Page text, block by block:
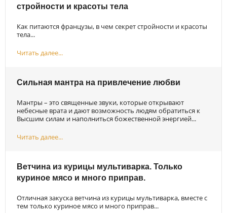
стройности и красоты тела
Как питаются французы, в чем секрет стройности и красоты
тела...
Читать далее...
Сильная мантра на привлечение любви
Мантры – это священные звуки, которые открывают
небесные врата и дают возможность людям обратиться к
Высшим силам и наполниться божественной энергией...
Читать далее...
Ветчина из курицы мультиварка. Только
куриное мясо и много приправ.
Отличная закуска ветчина из курицы мультиварка, вместе с
тем только куриное мясо и много приправ...